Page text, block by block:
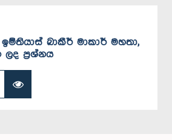
ඉම්තියාස් බාකීර් මාකාර් මහතා,
ලද ප්‍රශ්නය